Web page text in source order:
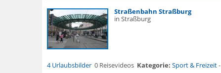
Straßenbahn Straßburg
in Straßburg
4 Urlaubsbilder 0 Reisevideos Kategorie: Sport & Freizeit-